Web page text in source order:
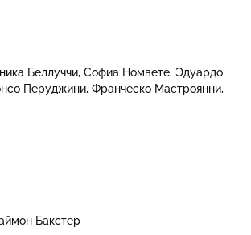
Беллуччи Софиа Номвете Эдуардо
Перуджини Франческо Мастроянни
Бакстер